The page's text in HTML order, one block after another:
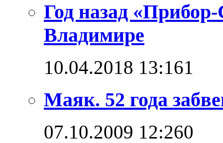
Год назад
Владимире
10.04.2018 13:161
Маяк. 52 года
07.10.2009 12:260